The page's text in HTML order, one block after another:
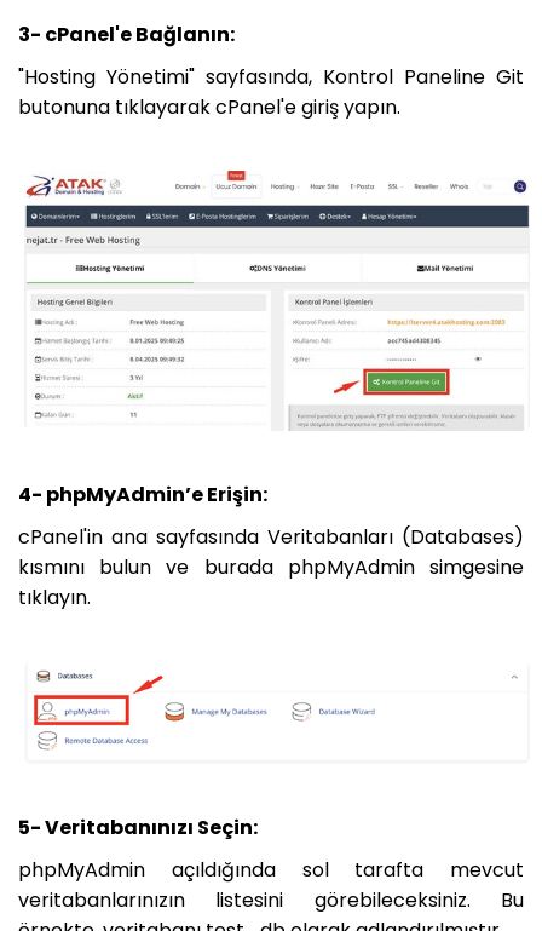
3- cPanel'e Bağlanın:
"Hosting Yönetimi" sayfasında, Kontrol Paneline Git
butonuna tıklayarak cPanel'e giriş yapın.
4- phpMyAdmin’e Erişin:
cPanel'in ana sayfasında Veritabanları (Databases)
kısmını bulun ve burada phpMyAdmin simgesine
tıklayın.
5- Veritabanınızı Seçin:
phpMyAdmin açıldığında sol tarafta mevcut
veritabanlarınızın listesini görebileceksiniz. Bu